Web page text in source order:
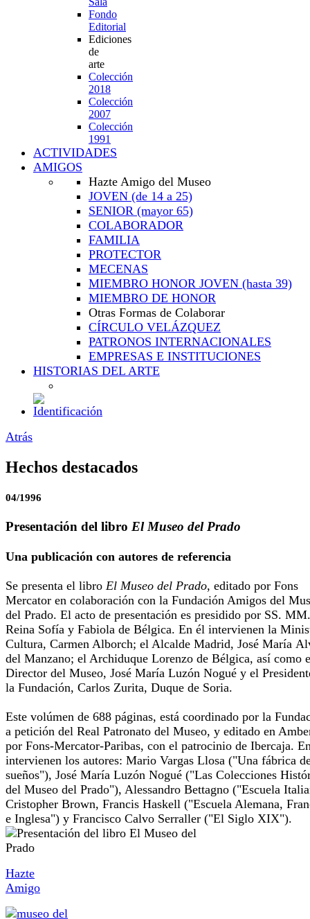
Fondo
Editorial
Ediciones
de
arte
Colección
2018
Colección
2007
Colección
1991
ACTIVIDADES
AMIGOS
Hazte Amigo del Museo
JOVEN (de 14 a 25)
SENIOR (mayor 65)
COLABORADOR
FAMILIA
PROTECTOR
MECENAS
MIEMBRO HONOR JOVEN (hasta 39)
MIEMBRO DE HONOR
Otras Formas de Colaborar
CÍRCULO VELÁZQUEZ
PATRONOS INTERNACIONALES
EMPRESAS E INSTITUCIONES
HISTORIAS DEL ARTE
Atrás
Hechos destacados
04/1996
Presentación del libro El Museo del Prado
Una publicación con autores de referencia
Se presenta el libro El Museo del Prado, editado por Fons
Mercator en colaboración con la Fundación Amigos del
del Prado. El acto de presentación es presidido por SS.
Reina Sofía y Fabiola de Bélgica. En él intervienen la
Cultura, Carmen Alborch; el Alcalde Madrid, José María
del Manzano; el Archiduque Lorenzo de Bélgica, así como
Director del Museo, José María Luzón Nogué y el
la Fundación, Carlos Zurita, Duque de Soria.
Este volúmen de 688 páginas, está coordinado por la
a petición del Real Patronato del Museo, y editado en
por Fons-Mercator-Paribas, con el patrocinio de Ibercaja.
intervienen los autores: Mario Vargas Llosa ("Una fábrica
sueños"), José María Luzón Nogué ("Las Colecciones
del Museo del Prado"), Alessandro Bettagno ("Escuela
Cristopher Brown, Francis Haskell ("Escuela Alemana,
e Inglesa") y Francisco Calvo Serraller ("El Siglo XIX").
Hazte
Amigo